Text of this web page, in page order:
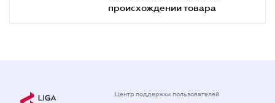
происхождении товара
Центр поддержки пользователей